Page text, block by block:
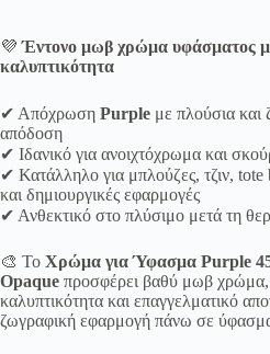
💜Έντονο μωβ χρώμα υφάσματος
καλυπτικότητα
✔ Απόχρωση Purple με πλούσια και
απόδοση
✔ Ιδανικό για ανοιχτόχρωμα και
✔ Κατάλληλο για μπλούζες, τζιν, tote
και δημιουργικές εφαρμογές
✔ Ανθεκτικό στο πλύσιμο μετά τη
🎨 Το Χρώμα για Ύφασμα Purple
Opaque προσφέρει βαθύ μωβ χρώμα,
καλυπτικότητα και επαγγελματικό
ζωγραφική εφαρμογή πάνω σε